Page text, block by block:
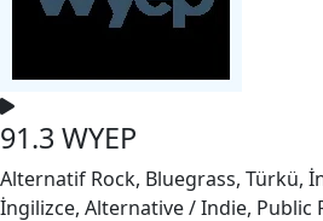
91.3 WYEP
Alternatif Rock, Bluegrass, Türkü,
İngilizce, Alternative / Indie, Public